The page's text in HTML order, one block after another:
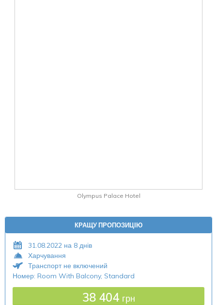
Olympus Palace Hotel
КРАЩУ ПРОПОЗИЦІЮ
31.08.2022 на 8 днів
Харчування
Транспорт не включений
Номер: Room With Balcony, Standard
38 404 грн